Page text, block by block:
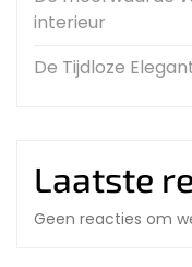
interieur
De Tijdloze
Laatste
Geen reacties om